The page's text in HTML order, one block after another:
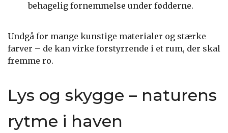
behagelig fornemmelse under fødderne.
Undgå for mange kunstige materialer og stærke
farver – de kan virke forstyrrende i et rum, der skal
fremme ro.
Lys og skygge – naturens
rytme i haven